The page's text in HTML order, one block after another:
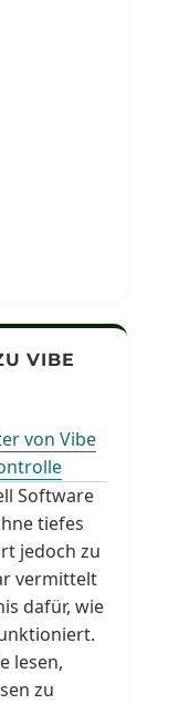
VIBE
von Vibe
Software
tiefes
jedoch zu
vermittelt
dafür, wie
lesen,
zu